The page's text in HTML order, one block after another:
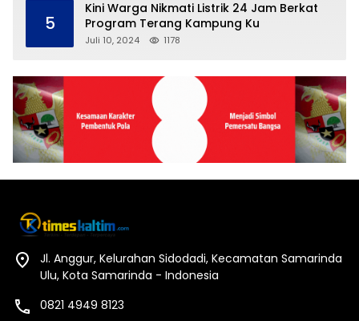
5
Kini Warga Nikmati Listrik 24 Jam Berkat
Program Terang Kampung Ku
Juli 10, 2024 1178
Jl. Anggur, Kelurahan Sidodadi, Kecamatan Samarinda
Ulu, Kota Samarinda - Indonesia
0821 4949 8123